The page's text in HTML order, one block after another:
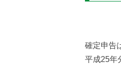
確定申告
平成25年